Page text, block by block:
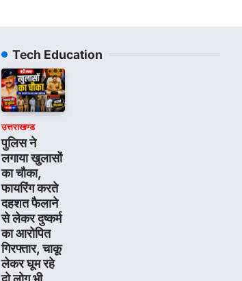
Tech Education
उत्तराखण्ड
पुलिस ने
लगाया खुलासों
का चौका,
फायरिंग करते
दहशत फैलाने
से लेकर दुष्कर्म
का आरोपित
गिरफ्तार, चाकू
लेकर घूम रहे